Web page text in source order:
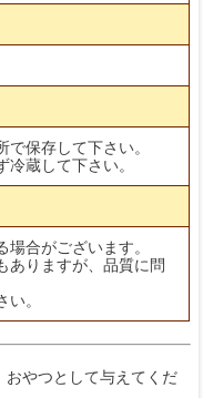
保存して下さい。
蔵して下さい。
合がございます。
ありますが、品質に問
。
やつとして与えてくだ